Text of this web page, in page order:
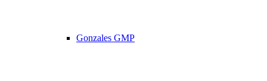
Gonzales GMP